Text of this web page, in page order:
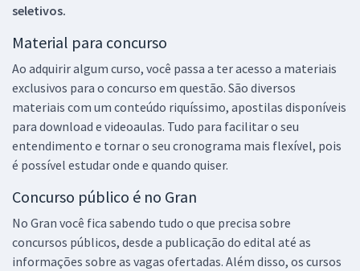
seletivos.
Material para concurso
Ao adquirir algum curso, você passa a ter acesso a materiais
exclusivos para o concurso em questão. São diversos
materiais com um conteúdo riquíssimo, apostilas disponíveis
para download e videoaulas. Tudo para facilitar o seu
entendimento e tornar o seu cronograma mais flexível, pois
é possível estudar onde e quando quiser.
Concurso público é no Gran
No Gran você fica sabendo tudo o que precisa sobre
concursos públicos, desde a publicação do edital até as
informações sobre as vagas ofertadas. Além disso, os cursos